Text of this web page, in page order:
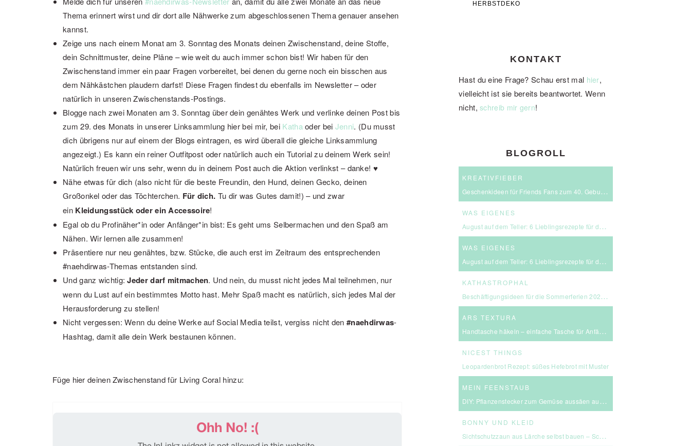
Thema erinnert wirst und dir dort alle Nähwerke zum abgeschlossenen Thema genauer ansehen
kannst.
Zeige uns nach einem Monat am 3. Sonntag des Monats deinen Zwischenstand, deine Stoffe,
dein Schnittmuster, deine Pläne – wie weit du auch immer schon bist! Wir haben für den
Zwischenstand immer ein paar Fragen vorbereitet, bei denen du gerne noch ein bisschen aus
dem Nähkästchen plaudern darfst! Diese Fragen findest du ebenfalls im Newsletter – oder
natürlich in unseren Zwischenstands-Postings.
Blogge nach zwei Monaten am 3. Sonntag über dein genähtes Werk und verlinke deinen Post bis
zum 29. des Monats in unserer Linksammlung hier bei mir, bei Kathaoder bei Jenni. (Du musst
dich übrigens nur auf einem der Blogs eintragen, es wird überall die gleiche Linksammlung
angezeigt.) Es kann ein reiner Outfitpost oder natürlich auch ein Tutorial zu deinem Werk sein!
Natürlich freuen wir uns sehr, wenn du in deinem Post auch die Aktion verlinkst – danke! ♥
Nähe etwas für dich (also nicht für die beste Freundin, den Hund, deinen Gecko, deinen
Großonkel oder das Töchterchen. Für dich. Tu dir was Gutes damit!) – und zwar
ein Kleidungsstück oder ein Accessoire!
Egal ob du Profinäher*in oder Anfänger*in bist: Es geht ums Selbermachen und den Spaß am
Nähen. Wir lernen alle zusammen!
Präsentiere nur neu genähtes, bzw. Stücke, die auch erst im Zeitraum des entsprechenden
#naehdirwas-Themas entstanden sind.
Und ganz wichtig:Jeder darf mitmachen. Und nein, du musst nicht jedes Mal teilnehmen, nur
wenn du Lust auf ein bestimmtes Motto hast. Mehr Spaß macht es natürlich, sich jedes Mal der
Herausforderung zu stellen!
Nicht vergessen: Wenn du deine Werke auf Social Media teilst, vergiss nicht den #naehdirwas-
Hashtag, damit alle dein Werk bestaunen können.
Füge hier deinen Zwischenstand für Living Coral hinzu:
HERBSTDEKO
KONTAKT
Hast du eine Frage? Schau erst mal hier,
vielleicht ist sie bereits beantwortet. Wenn
nicht,schreib mir gern!
BLOGROLL
KREATIVFIEBER
Geschenkideen für Friends Fans zum 40. Geburtstag
WAS EIGENES
August auf dem Teller: 6 Lieblingsrezepte für den Spätsommer
WAS EIGENES
August auf dem Teller: 6 Lieblingsrezepte für den Spätsommer
KATHASTROPHAL
Beschäftigungsideen für die Sommerferien 2026 – in Ludwigsburg, Stuttgart & Umgebung
ARS TEXTURA
Handtasche häkeln – einfache Tasche für Anfängerinnen
NICEST THINGS
Leopardenbrot Rezept: süßes Hefebrot mit Muster
MEIN FEENSTAUB
DIY: Pflanzenstecker zum Gemüse aussäen aus FIMO
BONNY UND KLEID
Sichtschutzzaun aus Lärche selbst bauen – Schritt-für-Schritt-Anleitung & Kosten